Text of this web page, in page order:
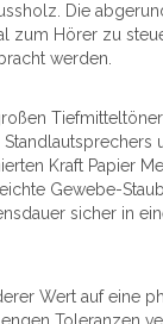
Die
Hörer zu
werden.
Kraft Papier
Gewebe-
sicher in
Wert auf eine